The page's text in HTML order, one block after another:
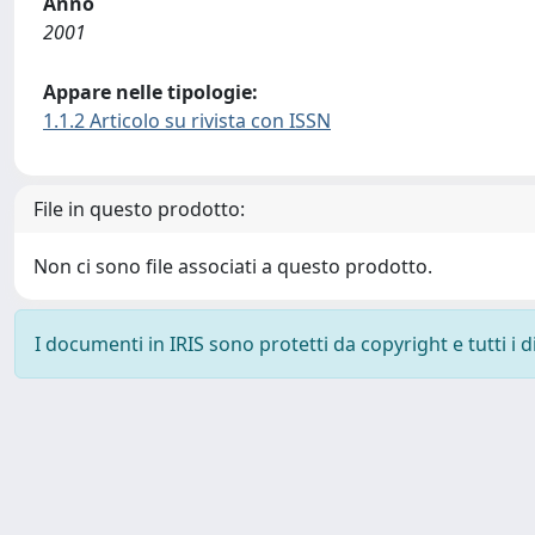
2001
Appare nelle tipologie:
1.1.2 Articolo su rivista con ISSN
File in questo prodotto:
Non ci sono file associati a questo prodotto.
I documenti in IRIS sono protetti da copyright e tutti i